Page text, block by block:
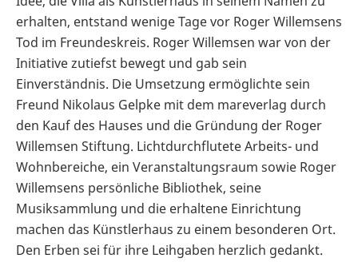
erhalten, entstand wenige Tage vor Roger Willemsens
Tod im Freundeskreis. Roger Willemsen war von der
Initiative zutiefst bewegt und gab sein
Einverständnis. Die Umsetzung ermöglichte sein
Freund Nikolaus Gelpke mit dem mareverlag durch
den Kauf des Hauses und die Gründung der Roger
Willemsen Stiftung. Lichtdurchflutete Arbeits- und
Wohnbereiche, ein Veranstaltungsraum sowie Roger
Willemsens persönliche Bibliothek, seine
Musiksammlung und die erhaltene Einrichtung
machen das Künstlerhaus zu einem besonderen Ort.
Den Erben sei für ihre Leihgaben herzlich gedankt.